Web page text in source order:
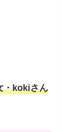
・kokiさん